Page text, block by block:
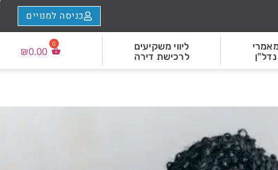
כניסה למנויים
נדל"ן
ליווי משקיעים
לרכישת דירה
₪0.00